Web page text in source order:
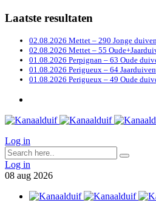
Laatste resultaten
02.08.2026 Mettet – 290 Jonge
02.08.2026 Mettet – 55
01.08.2026 Perpignan – 63 Oude
01.08.2026 Perigueux – 64 Jaarduiven
01.08.2026 Perigueux – 49 Oude
Log in
Log in
08 aug 2026